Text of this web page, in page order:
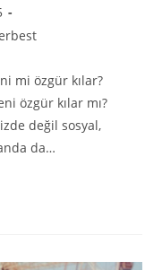
mi özgür kılar?
özgür kılar mı?
değil sosyal,
da…